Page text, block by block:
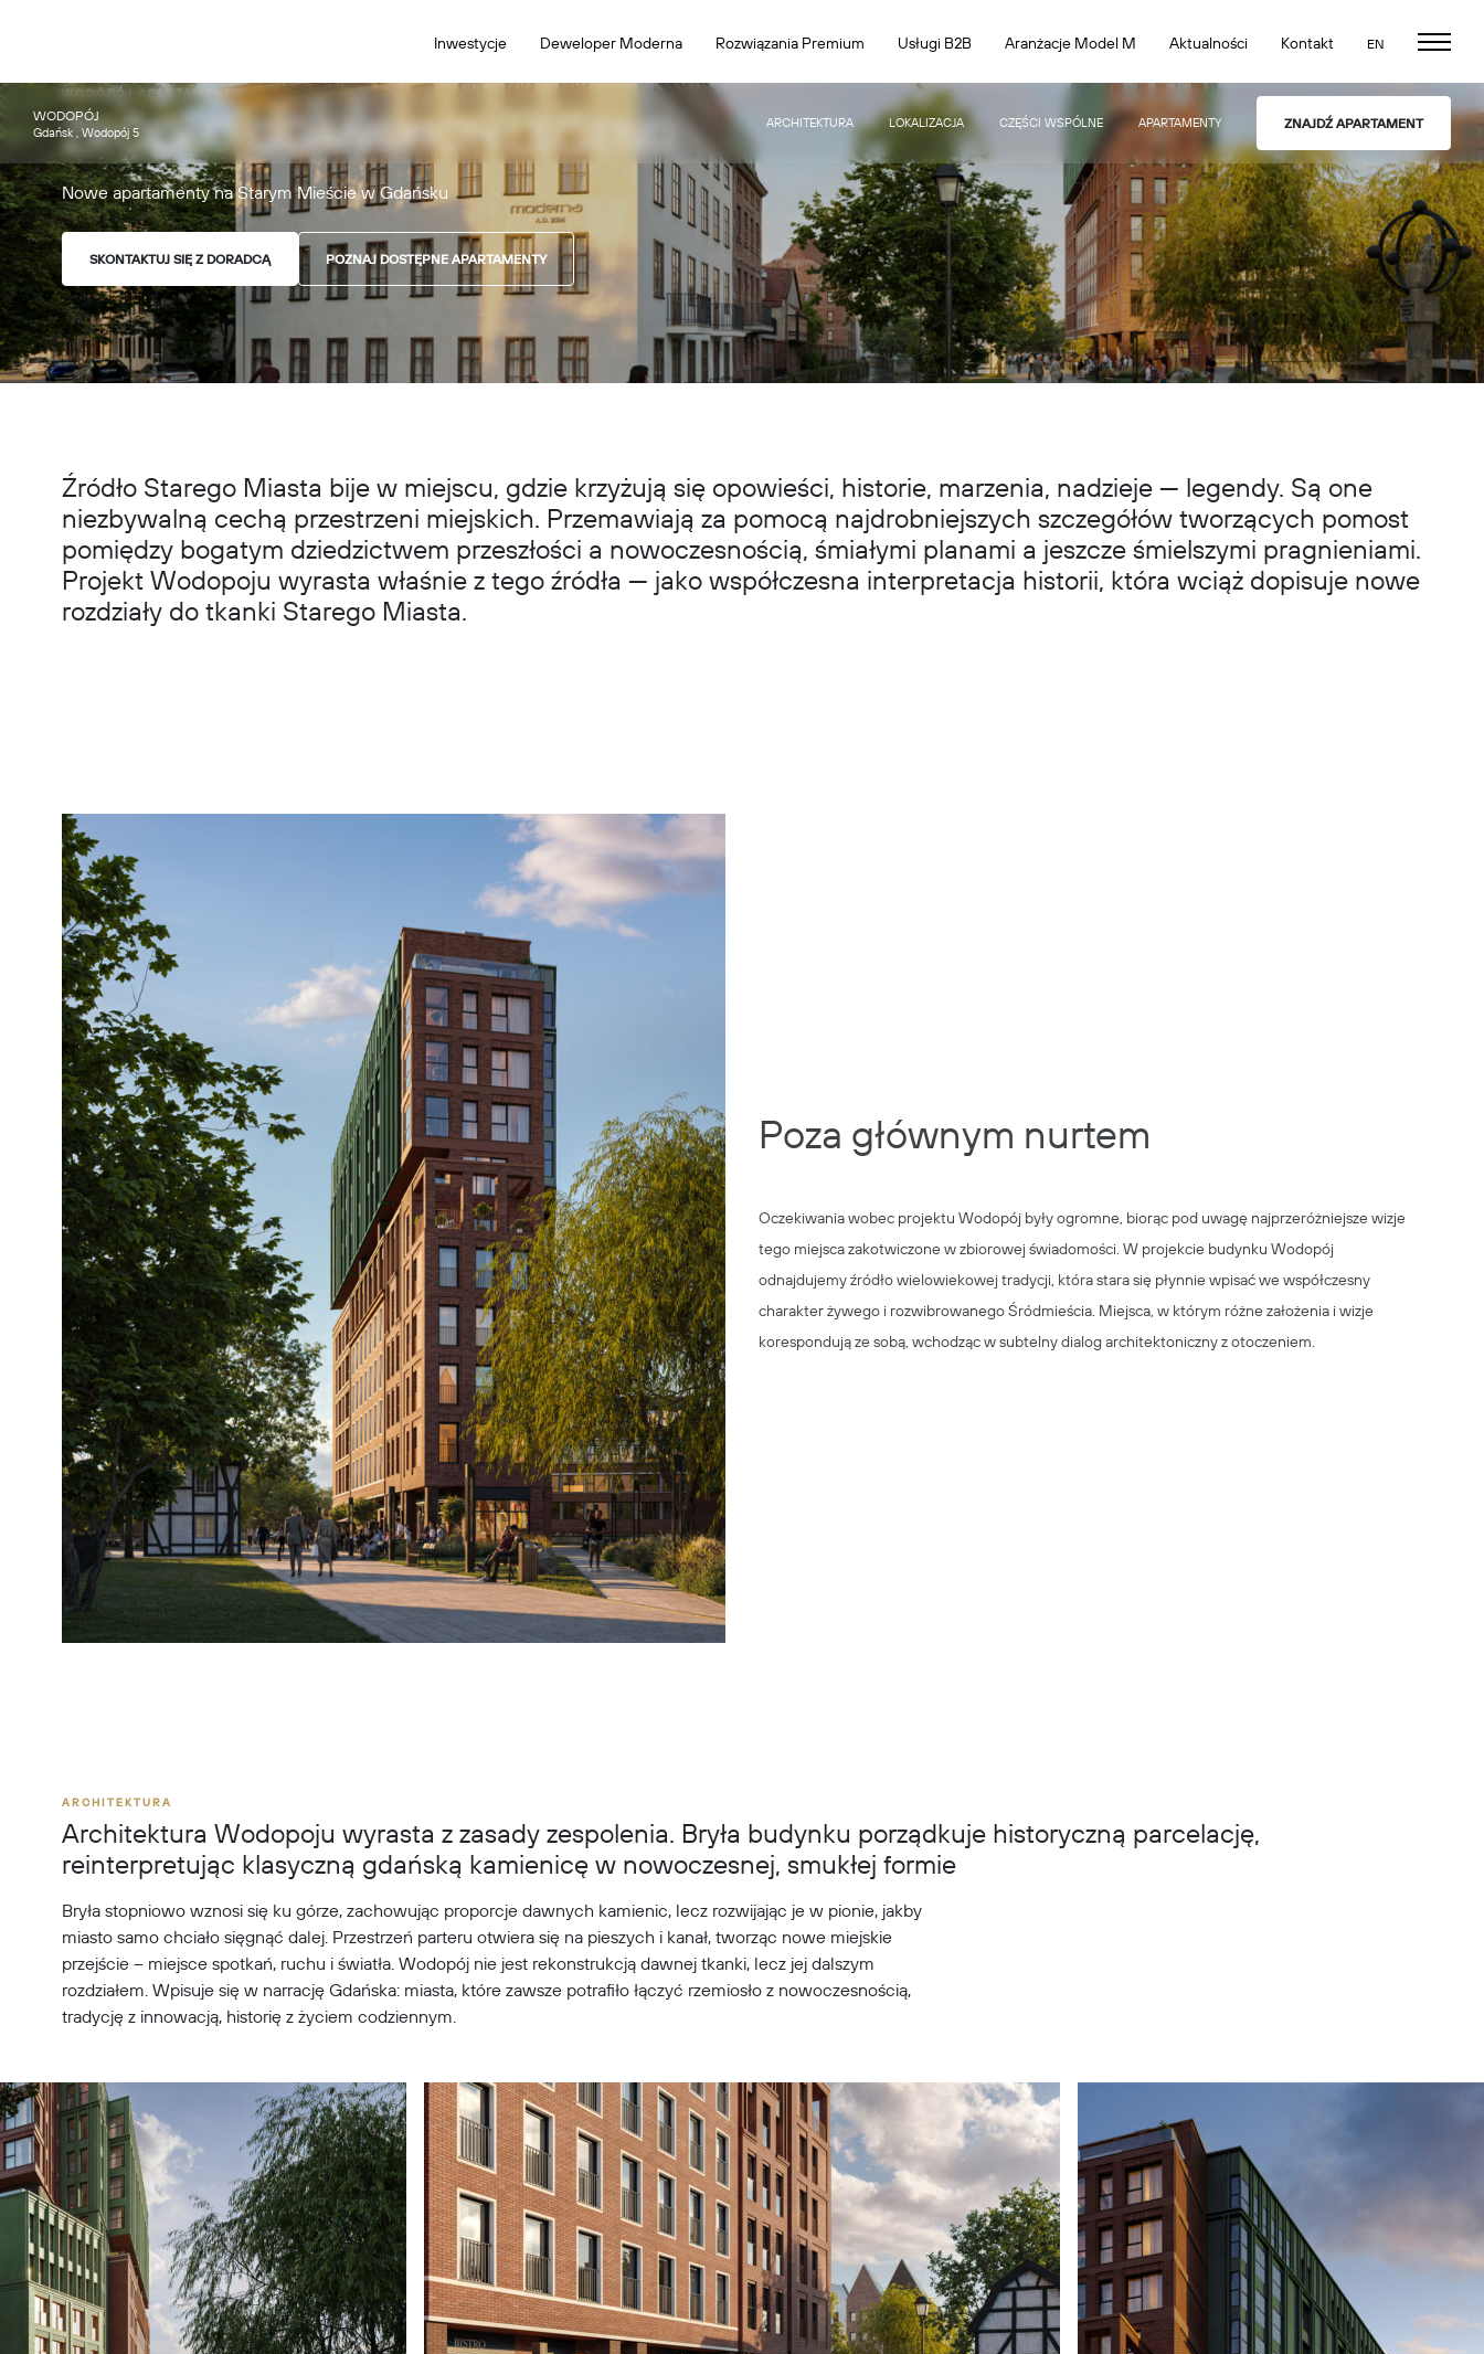
Inwestycje Deweloper Moderna Rozwiązania Premium Usługi B2B Aranżacje Model M Aktualności Kontakt EN
WODOPÓJ
Gdańsk , Wodopój 5
ARCHITEKTURA LOKALIZACJA CZĘŚCI WSPÓLNE APARTAMENTY ZNAJDŹ APARTAMENT
WODOPÓJ APARTAMENTY
ŹRÓDŁO GDAŃSKICH LEGEND
Nowe apartamenty na Starym Mieście w Gdańsku
SKONTAKTUJ SIĘ Z DORADCĄ POZNAJ DOSTĘPNE APARTAMENTY
Źródło Starego Miasta bije w miejscu, gdzie krzyżują się opowieści, historie, marzenia, nadzieje — legendy. Są one
niezbywalną cechą przestrzeni miejskich. Przemawiają za pomocą najdrobniejszych szczegółów tworzących pomost
pomiędzy bogatym dziedzictwem przeszłości a nowoczesnością, śmiałymi planami a jeszcze śmielszymi pragnieniami.
Projekt Wodopoju wyrasta właśnie z tego źródła — jako współczesna interpretacja historii, która wciąż dopisuje nowe
rozdziały do tkanki Starego Miasta.
Poza głównym nurtem
Oczekiwania wobec projektu Wodopój były ogromne, biorąc pod uwagę najprzeróżniejsze wizje
tego miejsca zakotwiczone w zbiorowej świadomości. W projekcie budynku Wodopój
odnajdujemy źródło wielowiekowej tradycji, która stara się płynnie wpisać we współczesny
charakter żywego i rozwibrowanego Śródmieścia. Miejsca, w którym różne założenia i wizje
korespondują ze sobą, wchodząc w subtelny dialog architektoniczny z otoczeniem.
ARCHITEKTURA
Architektura Wodopoju wyrasta z zasady zespolenia. Bryła budynku porządkuje historyczną parcelację,
reinterpretując klasyczną gdańską kamienicę w nowoczesnej, smukłej formie
Bryła stopniowo wznosi się ku górze, zachowując proporcje dawnych kamienic, lecz rozwijając je w pionie, jakby
miasto samo chciało sięgnąć dalej. Przestrzeń parteru otwiera się na pieszych i kanał, tworząc nowe miejskie
przejście – miejsce spotkań, ruchu i światła. Wodopój nie jest rekonstrukcją dawnej tkanki, lecz jej dalszym
rozdziałem. Wpisuje się w narrację Gdańska: miasta, które zawsze potrafiło łączyć rzemiosło z nowoczesnością,
tradycję z innowacją, historię z życiem codziennym.